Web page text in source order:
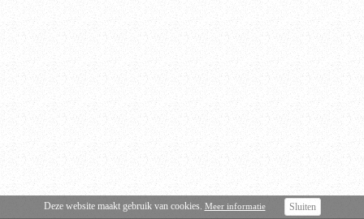
Deze website maakt gebruik van cookies. Meer informatie Sluiten